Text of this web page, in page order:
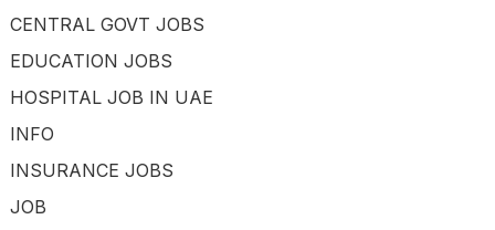
CENTRAL GOVT JOBS
EDUCATION JOBS
HOSPITAL JOB IN UAE
INFO
INSURANCE JOBS
JOB